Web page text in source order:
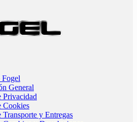
Fogel
General
Privacidad
Cookies
Transporte y Entregas